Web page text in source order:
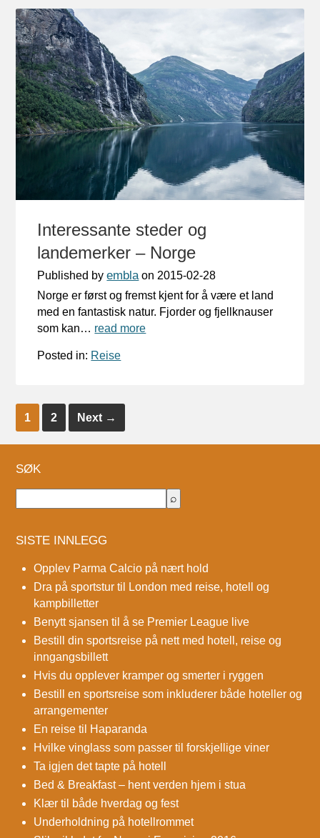
Interessante steder og
landemerker – Norge
Published byembla on 2015-02-28
Norge er først og fremst kjent for å være et land
med en fantastisk natur. Fjorder og fjellknauser
som kan… read more
Posted in: Reise
1 2 Next →
SØK
SISTE INNLEGG
Opplev Parma Calcio på nært hold
Dra på sportstur til London med reise, hotell og
kampbilletter
Benytt sjansen til å se Premier League live
Bestill din sportsreise på nett med hotell, reise og
inngangsbillett
Hvis du opplever kramper og smerter i ryggen
Bestill en sportsreise som inkluderer både hoteller og
arrangementer
En reise til Haparanda
Hvilke vinglass som passer til forskjellige viner
Ta igjen det tapte på hotell
Bed & Breakfast – hent verden hjem i stua
Klær til både hverdag og fest
Underholdning på hotellrommet